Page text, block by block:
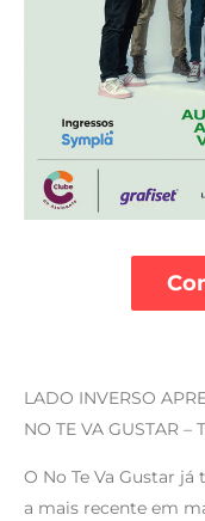
LADO INVERSO
NO TE VA GUSTAR –
O No Te Va Gustar
a mais recente em